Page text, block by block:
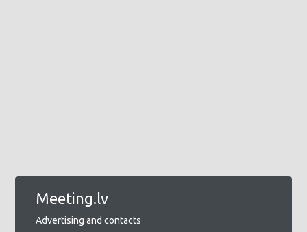
Meeting.lv
Advertising and contacts